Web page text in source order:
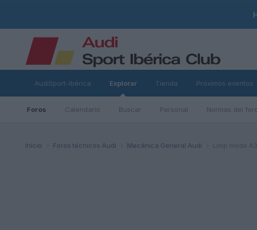
AudiSport-Ibérica Explorar
Foros Calendario Buscar Personal Normas del
Tienda Próximos eventos
Inicio Foros técnicos Audi Mecánica General Audi